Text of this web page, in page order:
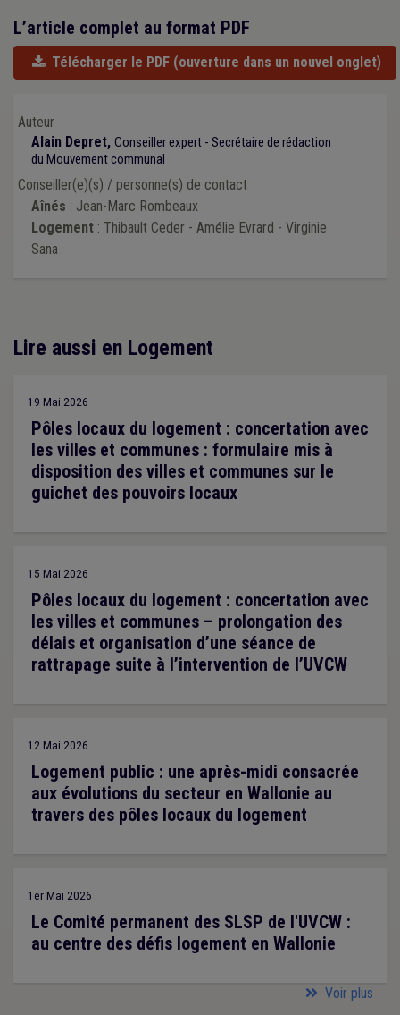
L’article complet au format PDF
Télécharger le PDF (ouverture dans un nouvel onglet)
Auteur
Alain Depret, Conseiller expert - Secrétaire de rédaction
du Mouvement communal
Conseiller(e)(s) / personne(s) de contact
Aînés : Jean-Marc Rombeaux
Logement : Thibault Ceder - Amélie Evrard - Virginie
Sana
Lire aussi en Logement
19 Mai 2026
Pôles locaux du logement : concertation avec
les villes et communes : formulaire mis à
disposition des villes et communes sur le
guichet des pouvoirs locaux
15 Mai 2026
Pôles locaux du logement : concertation avec
les villes et communes – prolongation des
délais et organisation d’une séance de
rattrapage suite à l’intervention de l’UVCW
12 Mai 2026
Logement public : une après-midi consacrée
aux évolutions du secteur en Wallonie au
travers des pôles locaux du logement
1er Mai 2026
Le Comité permanent des SLSP de l'UVCW :
au centre des défis logement en Wallonie
Voir plus